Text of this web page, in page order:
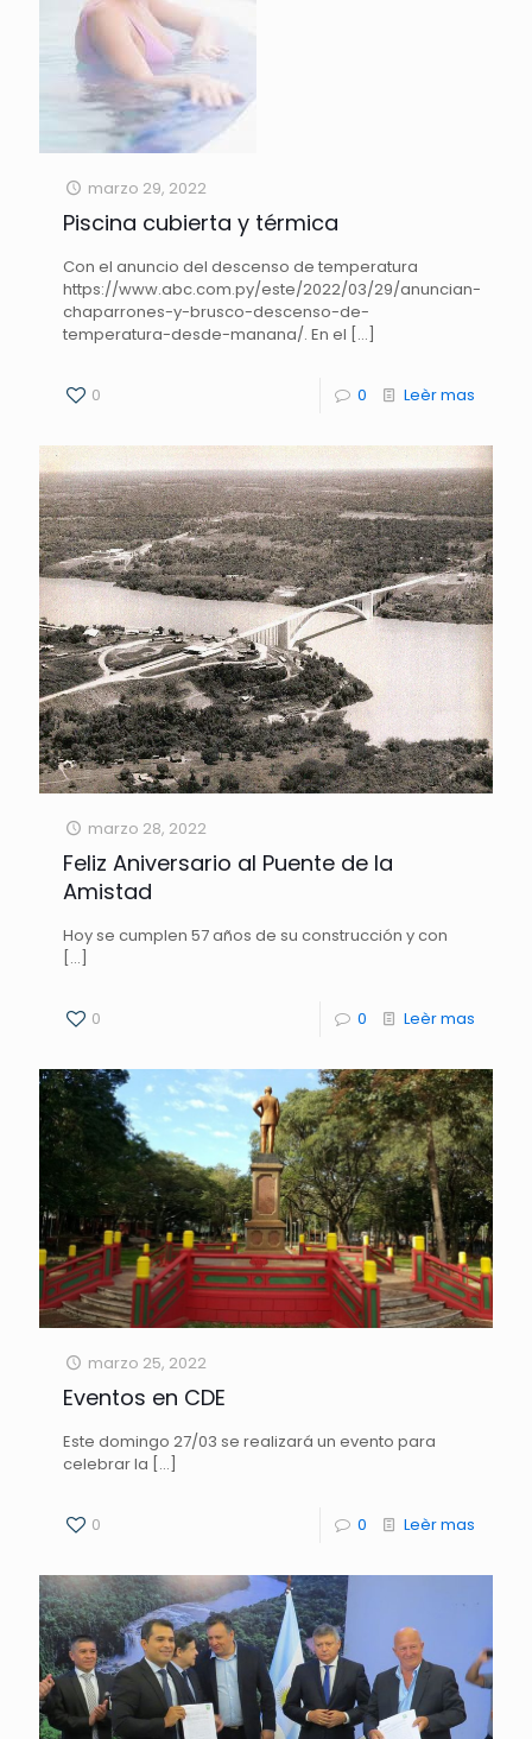
marzo 29, 2022
Piscina cubierta y térmica
Con el anuncio del descenso de temperatura
https://www.abc.com.py/este/2022/03/29/anuncian-
chaparrones-y-brusco-descenso-de-
temperatura-desde-manana/. En el […]
0 0 Leèr mas
marzo 28, 2022
Feliz Aniversario al Puente de la
Amistad
Hoy se cumplen 57 años de su construcción y con
[…]
0 0 Leèr mas
marzo 25, 2022
Eventos en CDE
Este domingo 27/03 se realizará un evento para
celebrar la […]
0 0 Leèr mas